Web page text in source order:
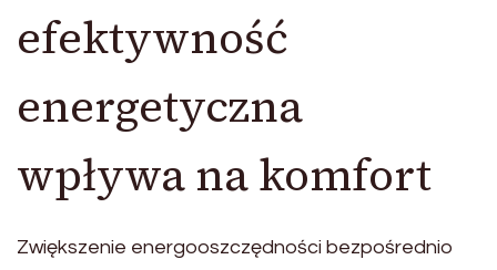
efektywność
energetyczna
wpływa na komfort
Zwiększenie energooszczędności bezpośrednio